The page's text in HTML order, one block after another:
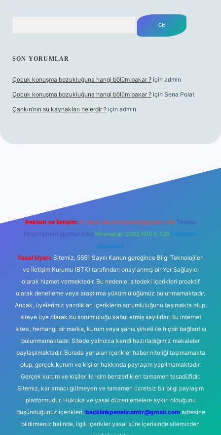
SON YORUMLAR
Çocuk konuşma bozukluğuna hangi bölüm bakar ? için admin
Çocuk konuşma bozukluğuna hangi bölüm bakar ? için Sena Polat
Çankırı’nın su kaynakları nelerdir ? için admin
Reklam ve İletişim: E-mail: backlinkpaneli@gmail.com Teams:
forumhizmeti@gmail.com Whatsapp: 0262 606 0 726 Telegram:
@karabul
Yasal Uyarı: Sitemiz, 5651 Sayılı Kanun gereğince Bilgi Teknolojileri
ve İletişim Kurumu (BTK) tarafından onaylanmış bir Yer Sağlayıcı
olarak hizmet vermektedir. Bu nedenle, sitedeki içerikleri proaktif
olarak denetleme veya araştırma yükümlülüğümüz bulunmamaktadır.
Ancak, üyelerimiz yazdıkları içeriklerin sorumluluğunu taşımakta olup,
siteye üye olarak bu sorumluluğu kabul etmiş sayılırlar. Bu internet
sitesi, herhangi bir marka, kurum veya şahıs şirketi ile hiçbir bağlantısı
bulunmamaktadır. Sitede yalnızca kendi hazırladığımız makaleler
paylaşılmaktadır. Burada yer alan içerikler haber niteliği taşımamakta
olup, gerçek kurum ve kişiler hakkında paylaşım yapılmamaktadır.
Gerçek kurum ve kişiler ile isim benzerlikleri tamamen tesadüfidir.
Sitemiz, kar amacı gütmeyen ve tamamen ücretsiz bir bilgi paylaşım
platformudur. Hukuka ve yasal düzenlemelere aykırı olduğunu
düşündüğünüz içerikleri, backlinkpanelicomtr@gmail.comadresine
bildirmeniz halinde, ilgili içerikler yasal süre içerisinde sitemizden